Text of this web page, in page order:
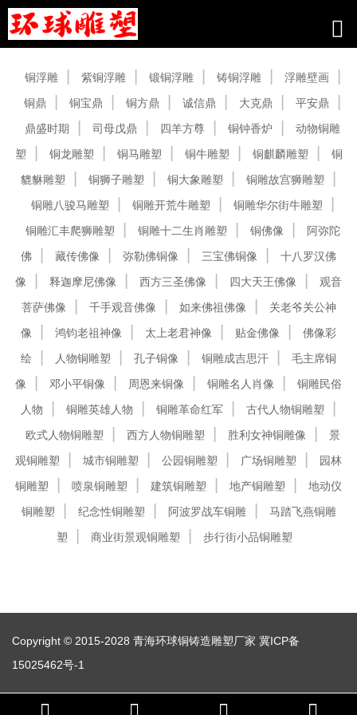
铜浮雕 紫铜浮雕 锻铜浮雕 铸铜浮雕
浮雕壁画
铜鼎
铜宝鼎 铜方鼎 诚信鼎 大克鼎
平安鼎
鼎盛时期
司母戊鼎 四羊方尊 铜钟香炉
动物铜雕
塑
铜龙雕塑 铜马雕塑 铜牛雕塑 铜麒麟雕塑
铜
貔貅雕塑
铜狮子雕塑 铜大象雕塑
铜雕故宫狮雕塑
铜雕八骏马雕塑
铜雕开荒牛雕塑
铜雕华尔街牛雕塑
铜雕汇丰爬狮雕塑
铜雕十二生肖雕塑 铜佛像
阿弥陀
佛
藏传佛像 弥勒佛铜像 三宝佛铜像
十八罗汉佛
像
释迦摩尼佛像 西方三圣佛像 四大天王佛像
观音
菩萨佛像
千手观音佛像 如来佛祖佛像
关老爷关公神
像
鸿钧老祖神像 太上老君神像 贴金佛像
佛像彩
绘
人物铜雕塑 孔子铜像 铜雕成吉思汗
毛主席铜
像
邓小平铜像 周恩来铜像 铜雕名人肖像
铜雕民俗
人物
铜雕英雄人物 铜雕革命红军
古代人物铜雕塑
欧式人物铜雕塑
西方人物铜雕塑 胜利女神铜雕像
景
观铜雕塑
城市铜雕塑 公园铜雕塑 广场铜雕塑
园林
铜雕塑
喷泉铜雕塑 建筑铜雕塑 地产铜雕塑
地动仪
铜雕塑
纪念性铜雕塑 阿波罗战车铜雕
马踏飞燕铜雕
塑
商业街景观铜雕塑 步行街小品铜雕塑
Copyright © 2015-2028 青海环球铜铸造雕塑厂家 冀ICP备
15025462号-1